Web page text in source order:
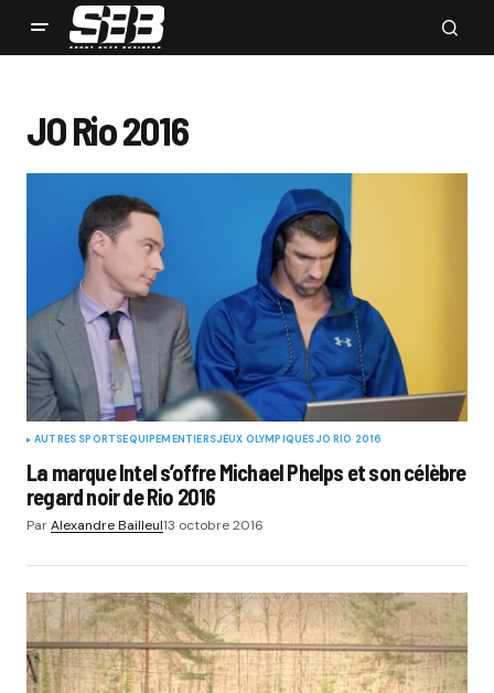
JO Rio 2016
AUTRES SPORTSEQUIPEMENTIERSJEUX OLYMPIQUESJO RIO 2016
La marque Intel s’offre Michael Phelps et son célèbre
regard noir de Rio 2016
ParAlexandre Bailleul13 octobre 2016